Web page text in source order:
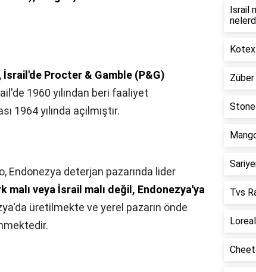
İsrail'de Procter & Gamble (P&G)
1960 yılından beri faaliyet
yılında açılmıştır.
Endonezya deterjan pazarında lider
malı veya İsrail malı değil, Endonezya'ya
üretilmekte ve yerel pazarın önde
Israil
Züber
Stone
Tvs